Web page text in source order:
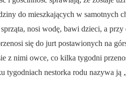
do mieszkających w samotnych
nosi wodę, bawi dzieci, a
się do jurt postawionych na
z nimi owce, co kilka tygodni
nestorka rodu nazywa ją